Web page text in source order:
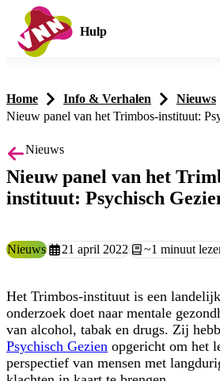
Hulp
Home Info & Verhalen
Nieuws
Nieuw panel van het Trimbos-instituut:
Nieuws
Nieuw panel van het
instituut: Psychisch
Type:
NieuwsAangemaakt op:
21 april 2022Leestijd:
~1 minuut
Het Trimbos-instituut is een
onderzoek doet naar mentale
van alcohol, tabak en drugs. Zij
Psychisch Gezien opgericht om het
perspectief van mensen met